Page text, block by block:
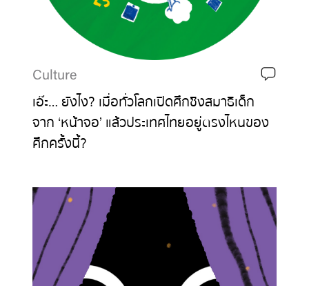
Culture
เอ๊ะ… ยังไง? เมื่อทั่วโลกเปิดศึกชิงสมาธิเด็ก
จาก ‘หน้าจอ’ แล้วประเทศไทยอยู่ตรงไหนของ
ศึกครั้งนี้?